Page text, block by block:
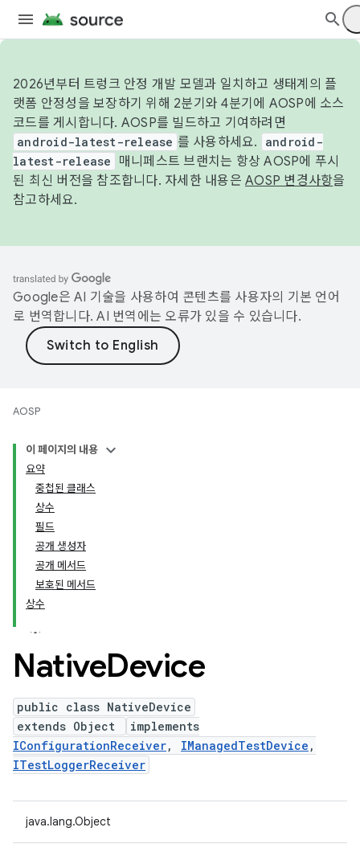
2026년부터 트렁크 안정 개발 모델과 일치하고 생태계의 플
랫폼 안정성을 보장하기 위해 2분기와 4분기에 AOSP에 소스
코드를 게시합니다. AOSP를 빌드하고 기여하려면
android-latest-release 를 사용하세요.
android-
latest-release
매니페스트 브랜치는 항상 AOSP에 푸시
된 최신 버전을 참조합니다. 자세한 내용은 AOSP 변경사항을
참고하세요.
Google은 AI 기술을 사용하여 콘텐츠를 사용자의 기본 언어
로 번역합니다. AI 번역에는 오류가 있을 수 있습니다.
AOSP
이 페이지의 내용
요약
중첩된 클래스
상수
필드
공개 생성자
공개 메서드
보호된 메서드
상수
NativeDevice
public class NativeDevice
extends Object
implements
IConfigurationReceiver, IManagedTestDevice ,
ITestLoggerReceiver
java.lang.Object